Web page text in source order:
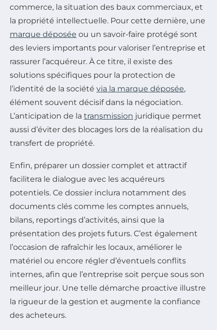
commerce, la situation des baux commerciaux, et
la propriété intellectuelle. Pour cette dernière, une
marque déposée ou un savoir-faire protégé sont
des leviers importants pour valoriser l’entreprise et
rassurer l’acquéreur. À ce titre, il existe des
solutions spécifiques pour la protection de
l’identité de la société via la marque déposée,
élément souvent décisif dans la négociation.
L’anticipation de la transmission juridique permet
aussi d’éviter des blocages lors de la réalisation du
transfert de propriété.
Enfin, préparer un dossier complet et attractif
facilitera le dialogue avec les acquéreurs
potentiels. Ce dossier inclura notamment des
documents clés comme les comptes annuels,
bilans, reportings d’activités, ainsi que la
présentation des projets futurs. C’est également
l’occasion de rafraîchir les locaux, améliorer le
matériel ou encore régler d’éventuels conflits
internes, afin que l’entreprise soit perçue sous son
meilleur jour. Une telle démarche proactive illustre
la rigueur de la gestion et augmente la confiance
des acheteurs.